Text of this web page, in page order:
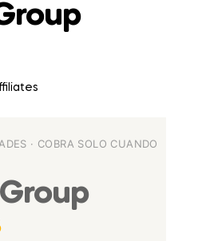
· COBRA SOLO CUANDO